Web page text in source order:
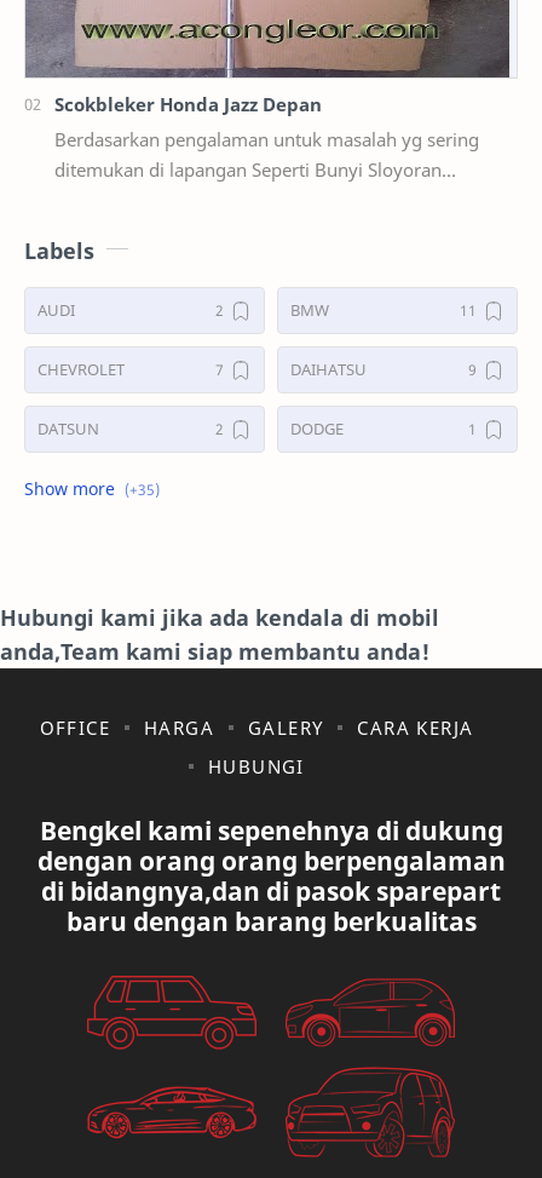
Scokbleker Honda Jazz Depan
Berdasarkan pengalaman untuk masalah yg sering
ditemukan di lapangan Seperti Bunyi Sloyoran
Labels
AUDI BMW
CHEVROLET DAIHATSU
DATSUN DODGE
FORD
INTERNET ISUZU
JAGUAR. KAKI-KAKI
KIA KONSULTASI
MAZDA MERCEDES BANZ
MITSUBISHI MUSIK
PAUGEOT PETA
PORUM
PROTON RANGE ROVER
Hubungi kami jika ada kendala di mobil
anda,Team kami siap membantu anda!
OFFICE HARGA GALERY
CARA KERJA
HUBUNGI
Bengkel kami sepenehnya di dukung
dengan orang orang berpengalaman
di bidangnya,dan di pasok sparepart
baru dengan barang berkualitas